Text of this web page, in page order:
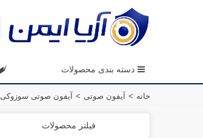
دسته بندی محصولات
خانه > آیفون صوتی > آیفون صوتی سوزوکی
فیلتر محصولات